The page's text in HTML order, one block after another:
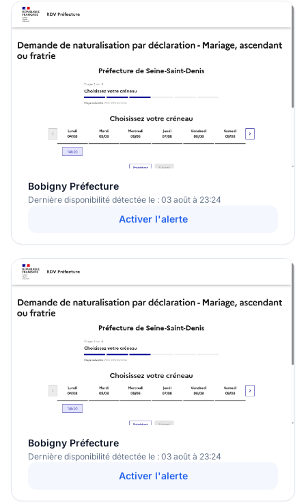
Bobigny Préfecture
Dernière disponibilité détectée le : 03 août à 23:24
Activer l'alerte
Bobigny Préfecture
Dernière disponibilité détectée le : 03 août à 23:24
Activer l'alerte